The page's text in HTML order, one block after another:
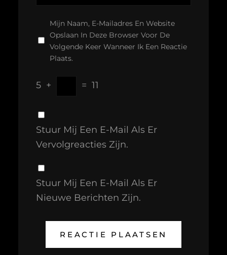
Mijn Naam, E-Mailadres En Website
Opslaan In Deze Browser Voor De
Volgende Keer Wanneer Ik Een Reactie
Plaats.
5 + = 11
Stuur Mij Een E-Mail Als Er
Vervolgreacties Zijn.
Stuur Mij Een E-Mail Als Er
Nieuwe Berichten Zijn.